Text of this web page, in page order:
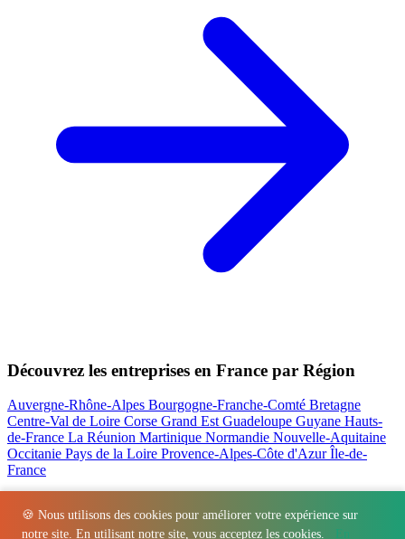
🍪 Nous utilisons des cookies pour améliorer votre expérience sur
notre site. En utilisant notre site, vous acceptez les cookies.
En
Découvrez les entreprises en France par Région
Auvergne-Rhône-Alpes Bourgogne-Franche-Comté Bretagne
Centre-Val de Loire Corse Grand EstGuadeloupe Guyane Hauts-
de-France La Réunion Martinique Normandie Nouvelle-Aquitaine
Occitanie Pays de la Loire Provence-Alpes-Côte d'AzurÎle-de-
France
Nos actualités les plus consultées